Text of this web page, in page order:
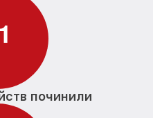
1
починили